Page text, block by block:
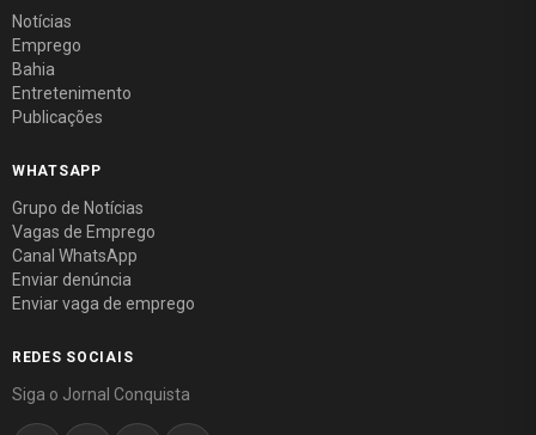
Notícias
Emprego
Bahia
Entretenimento
Publicações
WHATSAPP
Grupo de Notícias
Vagas de Emprego
Canal WhatsApp
Enviar denúncia
Enviar vaga de emprego
REDES SOCIAIS
Siga o Jornal Conquista